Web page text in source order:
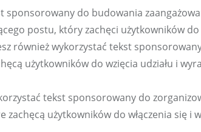
sponsorowany do budowania
postu, który zachęci użytkowników
również wykorzystać tekst
użytkowników do wzięcia udziału i
tekst sponsorowany do
zachęcą użytkowników do włączenia się i